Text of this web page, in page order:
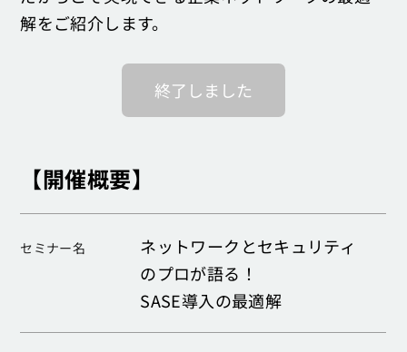
解をご紹介します。
終了しました
【開催概要】
セミナー名
ネットワークとセキュリティ
のプロが語る！
SASE導入の最適解